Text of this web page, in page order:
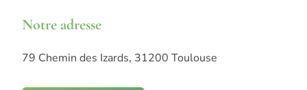
Notre adresse
79 Chemin des Izards, 31200 Toulouse